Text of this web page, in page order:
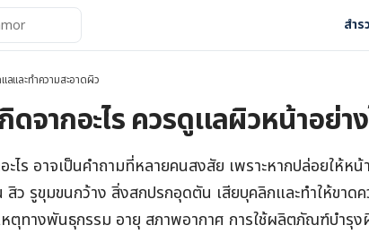
สำร
ลและทำความสะอาดผิว
ดจากอะไร ควรดูแลผิวหน้าอย่า
ะไร อาจเป็นคำถามที่หลายคนสงสัย เพราะหากปล่อยให้ห
สิว รูขุมขนกว้าง สิ่งสกปรกอุดตัน เสียบุคลิกและทำให้ขาด
หตุทางพันธุกรรม อายุ สภาพอากาศ การใช้ผลิตภัณฑ์บำรุง